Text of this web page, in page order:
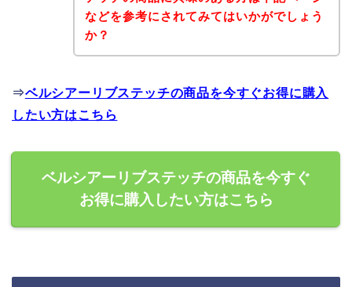
などを参考にされてみてはいかがでしょう
か？
⇒ベルシアーリブステッチの商品を今すぐお得に購入
したい方はこちら
ベルシアーリブステッチの商品を今すぐ
お得に購入したい方はこちら